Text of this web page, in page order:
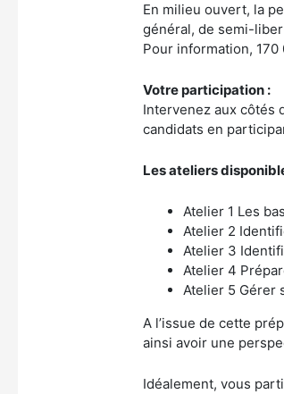
En milieu ouvert, la
général, de semi-
Pour information,
Votre participation :
Intervenez aux côtés
candidats en
Les ateliers
Atelier 1 Les
Atelier 2
Atelier 3
Atelier 4
Atelier 5 Gérer
A l’issue de cette
ainsi avoir une
Idéalement, vous